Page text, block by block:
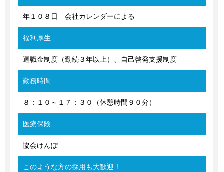
年１０８日 会社カレンダーによる
福利厚生
退職金制度（勤続３年以上）、自己啓発支援制度
勤務時間
８：１０～１７：３０（休憩時間９０分）
医療保険
協会けんぽ
このような方の採用も大歓迎！